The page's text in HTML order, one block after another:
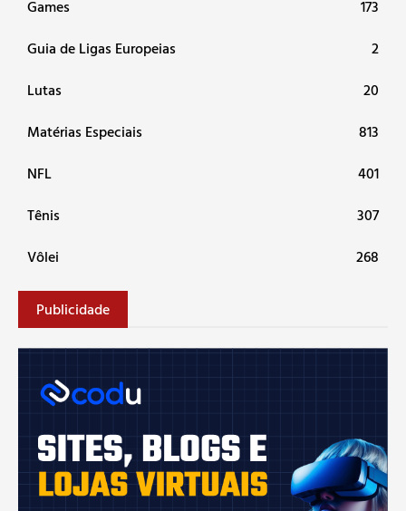
Games
173
Guia de Ligas Europeias
2
Lutas
20
Matérias Especiais
813
NFL
401
Tênis
307
Vôlei
268
Publicidade